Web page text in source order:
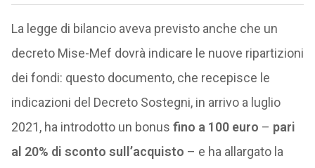
La legge di bilancio aveva previsto anche che un
decreto Mise-Mef dovrà indicare le nuove ripartizioni
dei fondi: questo documento, che recepisce le
indicazioni del Decreto Sostegni, in arrivo a luglio
2021, ha introdotto un bonus fino a 100 euro – pari
al 20% di sconto sull’acquisto – e ha allargato la